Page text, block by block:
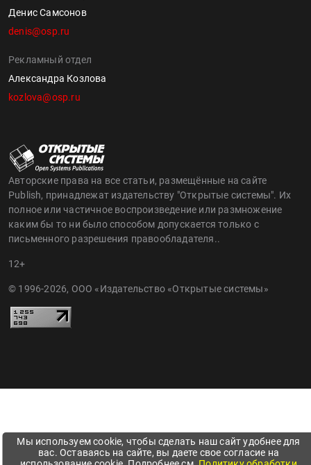
Денис Самсонов
denis@osp.ru
Рекламный отдел
Александра Козлова
kozlova@osp.ru
Авторские права на все статьи, размещённые на сайте
Publish, принадлежат издательству "Открытые системы". Их
полное или частичное воспроизведение или размножение
каким бы то ни было способом допускается только с
письменного разрешения правообладателя..
12+
© 1996-2026, ООО «Издательство «Открытые системы»
Мы используем cookie, чтобы сделать наш сайт удобнее для
вас. Оставаясь на сайте, вы даете свое согласие на